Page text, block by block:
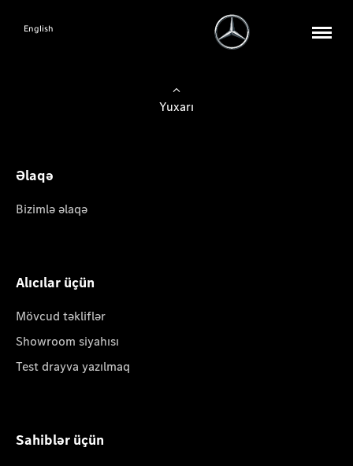
English
Yuxarı
Əlaqə
Bizimlə əlaqə
Alıcılar üçün
Mövcud təkliflər
Showroom siyahısı
Test drayva yazılmaq
Sahiblər üçün